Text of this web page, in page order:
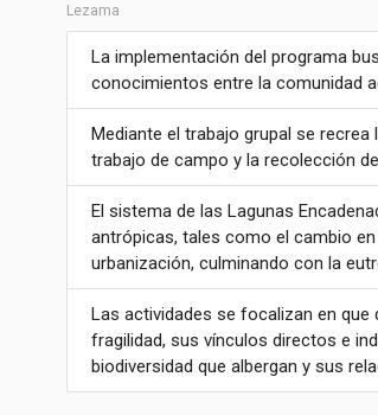
Lezama
La implementación del programa
conocimientos entre la comunidad
Mediante el trabajo grupal se recrea
trabajo de campo y la recolección
El sistema de las Lagunas
antrópicas, tales como el cambio
urbanización, culminando con la
Las actividades se focalizan en que
fragilidad, sus vínculos directos e
biodiversidad que albergan y sus